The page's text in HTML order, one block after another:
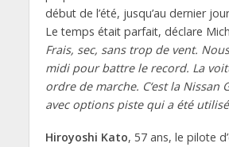
début de l’été, jusqu’au dernier
Le temps était parfait, déclare
Frais, sec, sans trop de vent.
midi pour battre le record. La
ordre de marche. C‘est la Nissan
avec options piste qui a été
Hiroyoshi Kato, 57 ans, le pilote